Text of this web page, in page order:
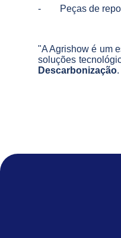
- Peças de
"A Agrishow é um
soluções
Descarbonização.